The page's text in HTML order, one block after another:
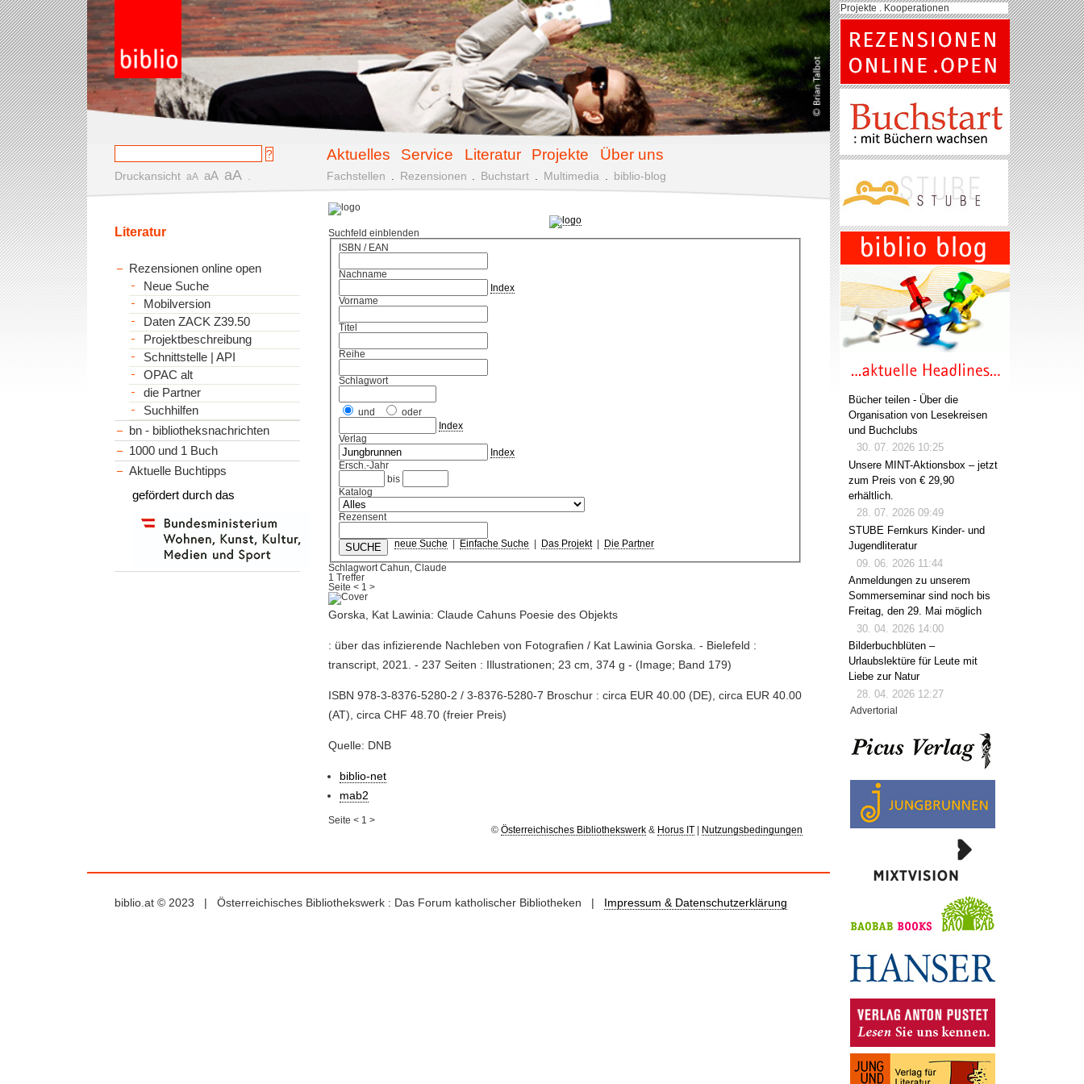
Aktuelles Service Literatur Projekte Über uns
Druckansicht aA aA aA Fachstellen Rezensionen Buchstart Multimedia biblio-blog
Suchfeld einblenden
ISBN / EAN
Nachname
Index
Vorname
Titel
Reihe
Schlagwort
und
oder
Index
Verlag
Index
Ersch.-Jahr
bis
Katalog
Rezensent
neue Suche Einfache Suche Das Projekt| Die Partner
Schlagwort Cahun, Claude
1 Treffer
Seite< 1 >
Gorska, Kat Lawinia: Claude Cahuns Poesie des Objekts
: über das infizierende Nachleben von Fotografien / Kat Lawinia Gorska. - Bielefeld :
transcript, 2021. - 237 Seiten : Illustrationen; 23 cm, 374 g - (Image; Band 179)
ISBN 978-3-8376-5280-2 / 3-8376-5280-7 Broschur : circa EUR 40.00 (DE), circa EUR 40.00
(AT), circa CHF 48.70 (freier Preis)
Quelle: DNB
biblio-net
mab2
Seite< 1 >
© Österreichisches Bibliothekswerk& Horus IT Nutzungsbedingungen
Literatur
Rezensionen online open
Neue Suche
Mobilversion
Daten ZACK Z39.50
Projektbeschreibung
Schnittstelle | API
OPAC alt
die Partner
Suchhilfen
bn - bibliotheksnachrichten
1000 und 1 Buch
Aktuelle Buchtipps
gefördert durch das
biblio.at © 2023 | Österreichisches Bibliothekswerk : Das Forum katholischer Bibliotheken | Impressum & Datenschutzerklärung
Projekte . Kooperationen
Bücher teilen - Über die
Organisation von Lesekreisen
und Buchclubs
30. 07. 2026 10:25
Unsere MINT-Aktionsbox – jetzt
zum Preis von € 29,90
erhältlich.
28. 07. 2026 09:49
STUBE Fernkurs Kinder- und
Jugendliteratur
09. 06. 2026 11:44
Anmeldungen zu unserem
Sommerseminar sind noch bis
Freitag, den 29. Mai möglich
30. 04. 2026 14:00
Bilderbuchblüten –
Urlaubslektüre für Leute mit
Liebe zur Natur
28. 04. 2026 12:27
Advertorial